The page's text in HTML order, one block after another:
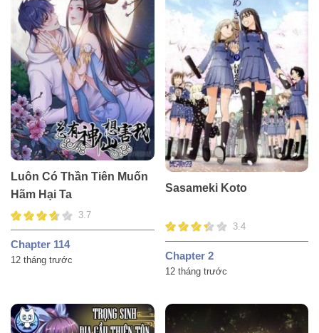
Luôn Có Thần Tiên Muốn
Hãm Hại Ta
3.7
Chapter 114
12 tháng trước
Sasameki Koto
3.4
Chapter 2
12 tháng trước